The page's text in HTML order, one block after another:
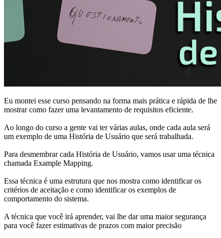
Eu montei esse curso pensando na forma mais prática e rápida de lhe
mostrar como fazer uma levantamento de requisitos eficiente.
Ao longo do curso a gente vai ter várias aulas, onde cada aula será
um exemplo de uma História de Usuário que será trabalhada.
Para desmembrar cada História de Usuário, vamos usar uma técnica
chamada Example Mapping.
Essa técnica é uma estrutura que nos mostra como identificar os
critérios de aceitação e como identificar os exemplos de
comportamento do sistema.
A técnica que você irá aprender, vai lhe dar uma maior segurança
para você fazer estimativas de prazos com maior precisão